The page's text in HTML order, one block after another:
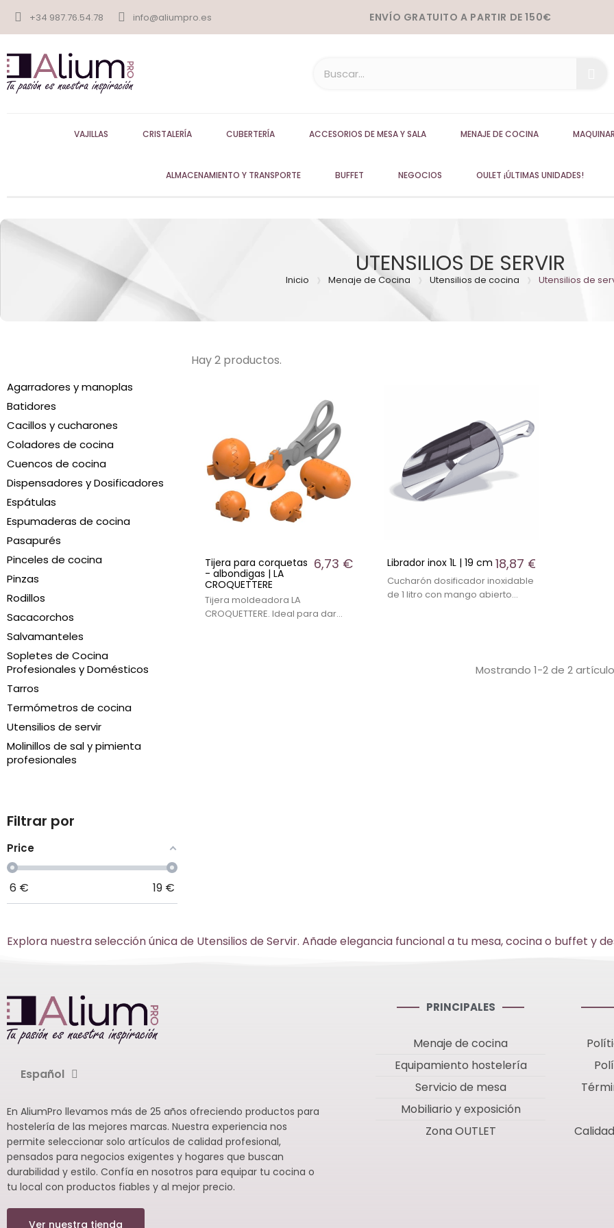
+34 987.76.54.78 info@aliumpro.es ENVÍO GRATUITO A PARTIR DE 150€
VAJILLAS CRISTALERÍA CUBERTERÍA ACCESORIOS DE MESA Y SALA MENAJE DE COCINA
ALMACENAMIENTO Y TRANSPORTE BUFFET NEGOCIOS OULET ¡ÚLTIMAS UNIDADES!
UTENSILIOS DE SERVIR
Inicio Menaje de Cocina Utensilios de cocina Utensilios de
Agarradores y manoplas
Batidores
Cacillos y cucharones
Coladores de cocina
Cuencos de cocina
Dispensadores y Dosificadores
Espátulas
Espumaderas de cocina
Pasapurés
Pinceles de cocina
Pinzas
Rodillos
Sacacorchos
Salvamanteles
Sopletes de Cocina
Profesionales y Domésticos
Tarros
Termómetros de cocina
Utensilios de servir
Molinillos de sal y pimienta
profesionales
Filtrar por
Price
6 € 19€
Hay 2 productos.
Tijera para corquetas
- albondigas | LA
CROQUETTERE
6,73 €
Tijera moldeadora LA
CROQUETTERE. Ideal para dar
Librador inox 1L | 19 cm 18,87 €
Cucharón dosificador inoxidable
de 1 litro con mango abierto
Mostrando 1-2 de 2
Explora nuestra selección única de Utensilios de Servir. Añade elegancia funcional a tu mesa, cocina o buffet y
Español
En AliumPro llevamos más de 25 años ofreciendo productos para
hostelería de las mejores marcas. Nuestra experiencia nos
permite seleccionar solo artículos de calidad profesional,
pensados para negocios exigentes y hogares que buscan
durabilidad y estilo. Confía en nosotros para equipar tu cocina o
tu local con productos fiables y al mejor precio.
Ver nuestra tienda
PRINCIPALES
Menaje de cocina
Equipamiento hostelería
Servicio de mesa
Mobiliario y exposición
Zona OUTLET